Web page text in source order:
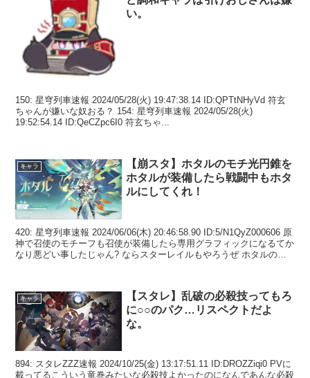
い。
150: 星穹列車速報 2024/05/28(火) 19:47:38.14 ID:QPTtNHyVd 符玄
ちゃんが嫌いな奴おる？ 154: 星穹列車速報 2024/05/28(火)
19:52:54.14 ID:QeCZpc6I0 符玄ちゃ...
キャラ
【崩スタ】ホタルのモチ光円錐を
ホタルが装備したら戦闘中もホタ
ルにしてくれ！
420: 星穹列車速報 2024/06/06(木) 20:46:58.90 ID:5/N1QyZ000606 原
神で召使のモチーフも召使が装備したら専用グラフィックになるてか
なり悪どい事したじゃん? ならスターレイルもやろうぜ ホタルのモ
キャラ
【スタレ】乱破の必殺技ってもろ
に○○のパク…リスペクトだよ
な。
894: スタレZZZ速報 2024/10/25(金) 13:17:51.11 ID:DROZZiqi0 PVに
載ってるこういう竜巻みたいな必殺技よかったのになんであんな必殺